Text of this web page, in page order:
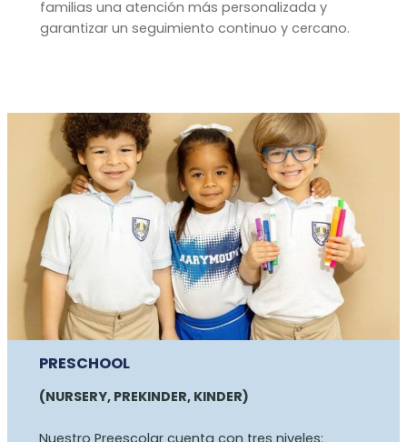
familias una atención más personalizada y
garantizar un seguimiento continuo y cercano.
PRESCHOOL
(NURSERY, PREKINDER, KINDER)
Nuestro Preescolar cuenta con tres niveles: